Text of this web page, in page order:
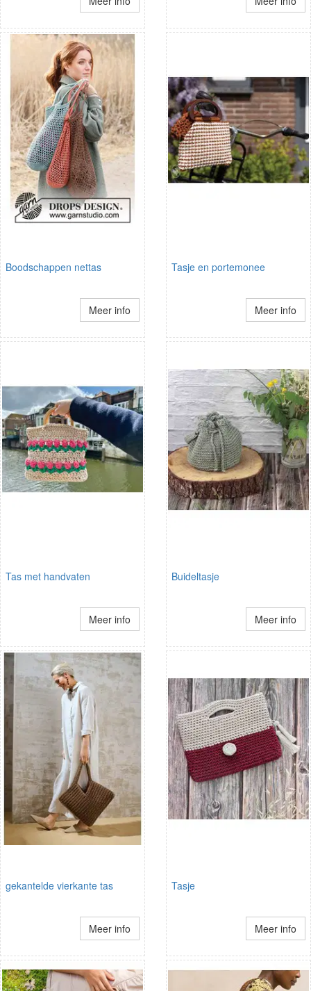
Boodschappen nettas
Meer info
Tasje en portemonee
Meer info
Tas met handvaten
Meer info
Buideltasje
Meer info
gekantelde vierkante tas
Meer info
Tasje
Meer info